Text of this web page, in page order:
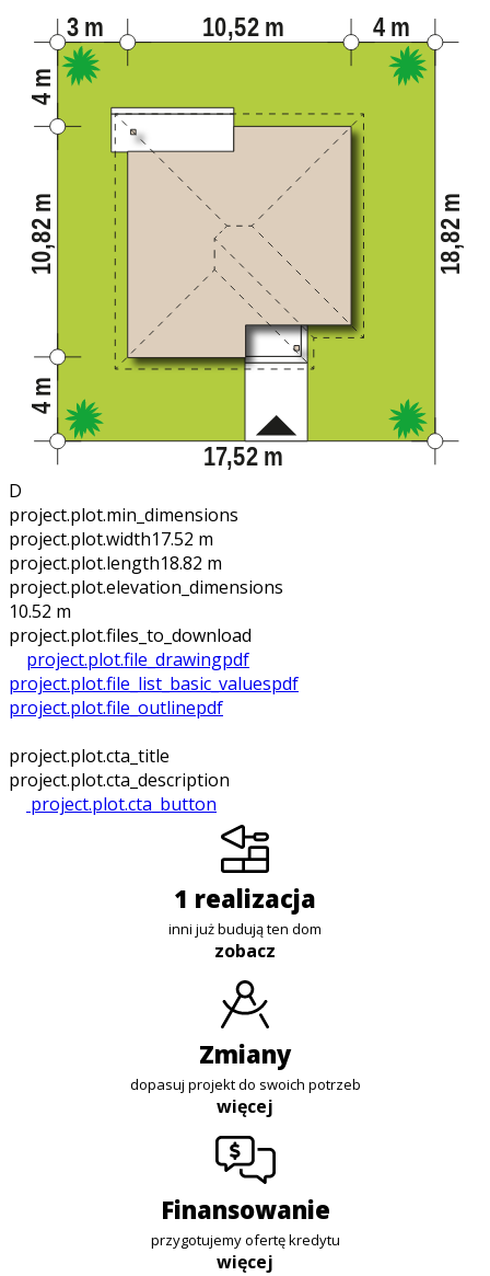
D
project.plot.min_dimensions
project.plot.width17.52 m
project.plot.length18.82 m
project.plot.elevation_dimensions
10.52 m
project.plot.files_to_download
project.plot.file_drawingpdf
project.plot.file_list_basic_valuespdf
project.plot.file_outlinepdf
project.plot.cta_title
project.plot.cta_description
project.plot.cta_button
1 realizacja
inni już budują ten dom
zobacz
zmiany
dopasuj projekt do swoich potrzeb
więcej
finansowanie
przygotujemy ofertę kredytu
więcej